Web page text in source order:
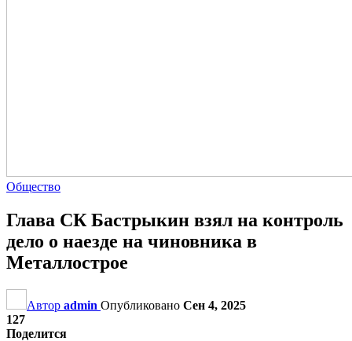
Общество
Глава СК Бастрыкин взял на контроль
дело о наезде на чиновника в
Металлострое
Автор admin Опубликовано Сен 4, 2025
127
Поделится